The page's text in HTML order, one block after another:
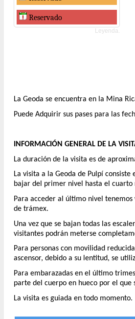
Reservado
Leyenda.
La Geoda se encuentra en la Mina
Puede Adquirir sus pases para las
INFORMACIÓN GENERAL DE LA
La duración de la visita es de
La visita a la Geoda de Pulpí
bajar del primer nivel hasta el cuarto
Para acceder al último nivel
de trámex.
Una vez que se bajan todas las
visitantes podrán meterse
Para personas con movilidad
ascensor, debido a su lentitud, se
Para embarazadas en el último
parte del cuerpo en hueco por el que
La visita es guiada en todo momento.